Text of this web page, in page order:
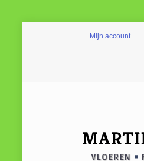
Mijn account